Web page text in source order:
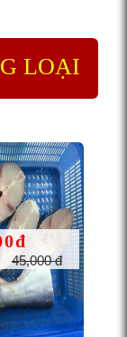
LOẠI
45,000 đ